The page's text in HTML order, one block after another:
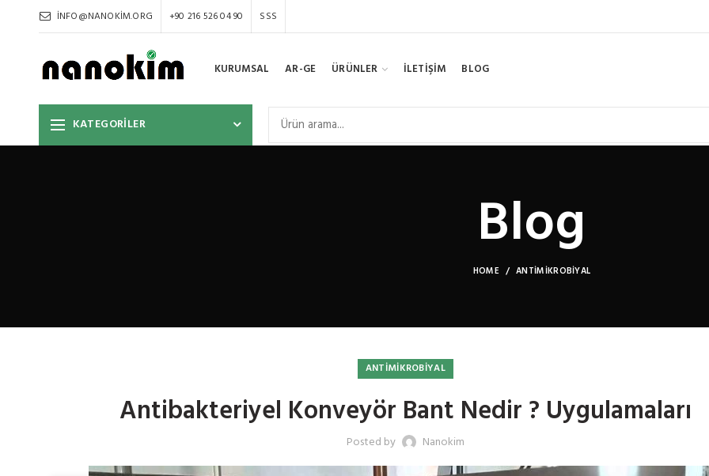
INFO@NANOKIM.ORG +90 216 526 04 90 SSS
KURUMSAL AR-GE ÜRÜNLER İLETİŞİM BLOG
KATEGORİLER
Blog
HOME ANTIMIKROBIYAL
ANTIMIKROBIYAL
Antibakteriyel Konveyör Bant Nedir ? Uygulamaları
Posted by Nanokim